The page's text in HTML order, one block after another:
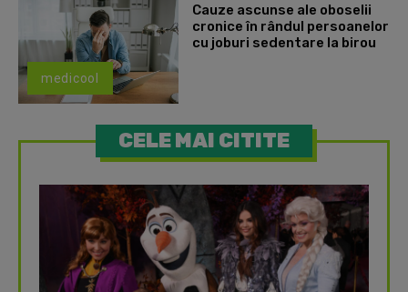
medicool
Cauze ascunse ale oboselii
cronice în rândul persoanelor
cu joburi sedentare la birou
CELE MAI CITITE